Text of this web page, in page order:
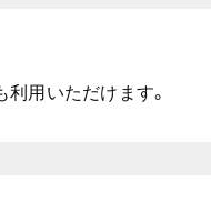
用いただけます。